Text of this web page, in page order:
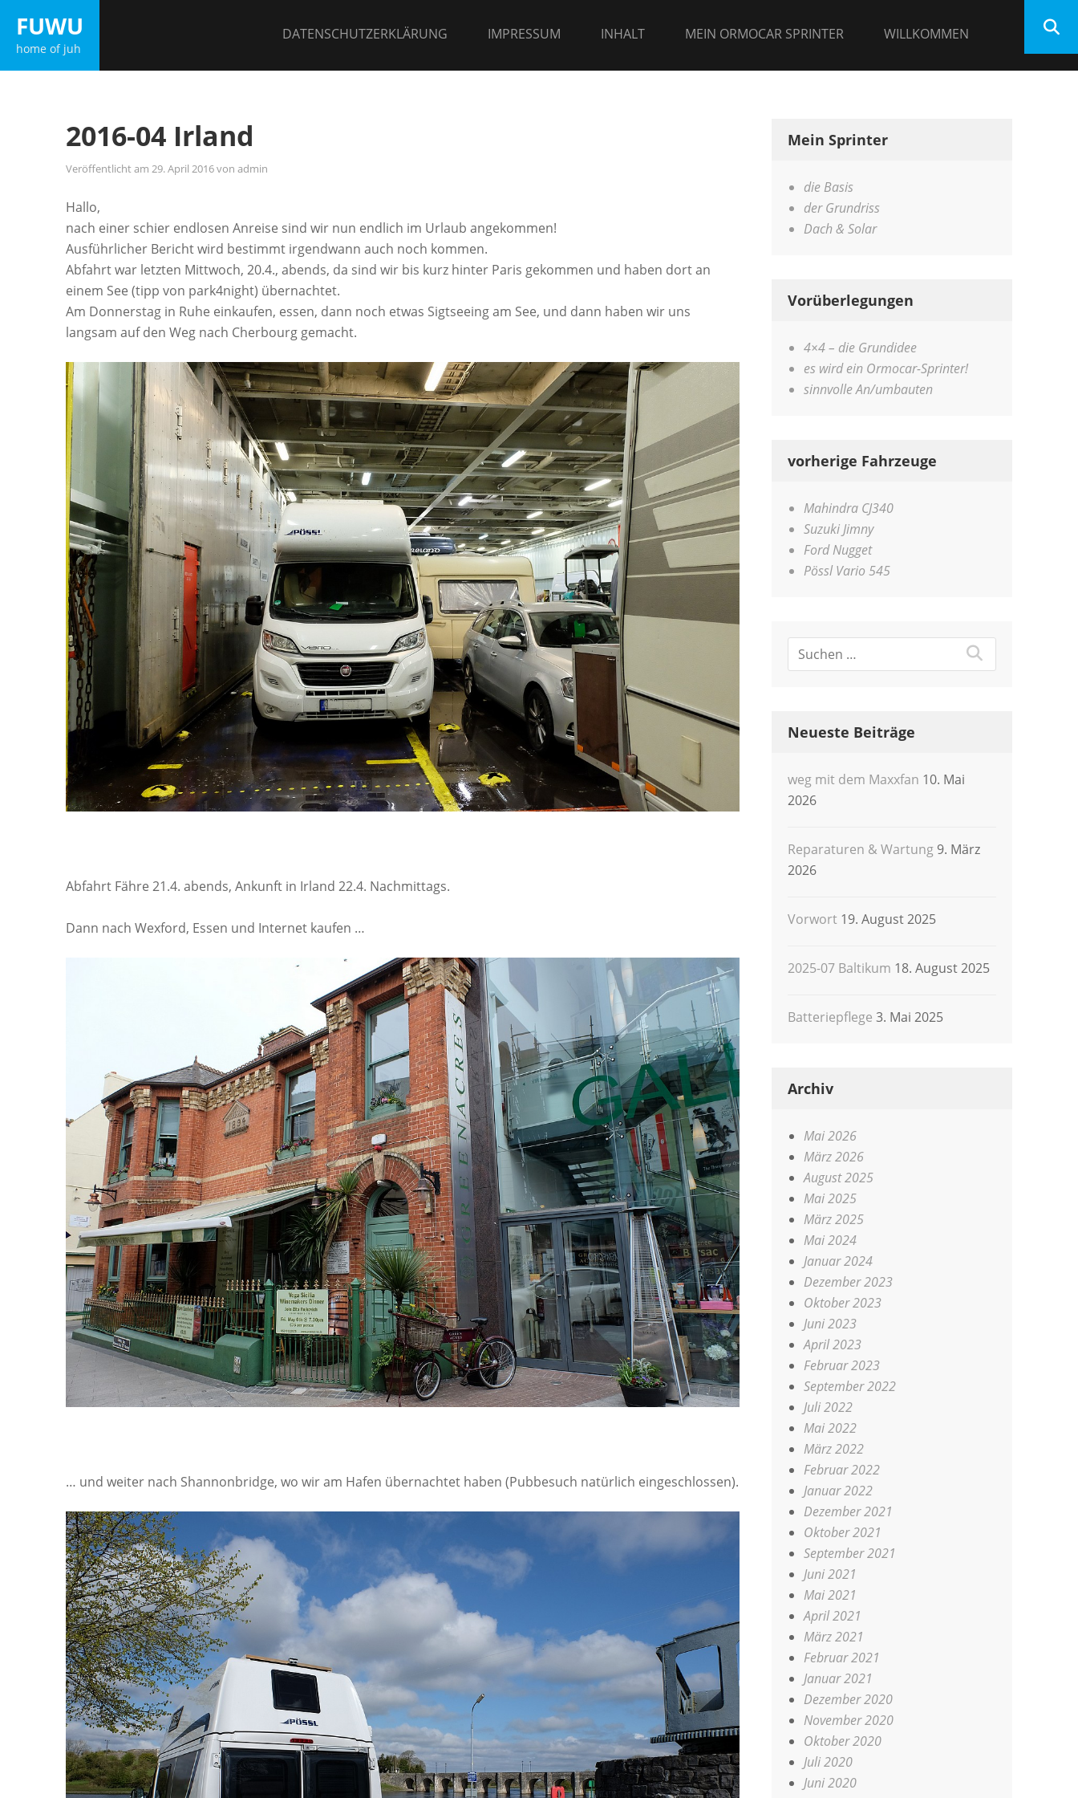
Inhalt
springen
FUWU
home of juh
DATENSCHUTZERKLÄRUNG IMPRESSUM INHALT MEIN ORMOCAR SPRINTER WILLKOMMEN
2016-04 Irland
Veröffentlicht am 29. April 2016von admin
Hallo,
nach einer schier endlosen Anreise sind wir nun endlich im Urlaub angekommen!
Ausführlicher Bericht wird bestimmt irgendwann auch noch kommen.
Abfahrt war letzten Mittwoch, 20.4., abends, da sind wir bis kurz hinter Paris gekommen und haben dort an
einem See (tipp von park4night) übernachtet.
Am Donnerstag in Ruhe einkaufen, essen, dann noch etwas Sigtseeing am See, und dann haben wir uns
langsam auf den Weg nach Cherbourg gemacht.
Abfahrt Fähre 21.4. abends, Ankunft in Irland 22.4. Nachmittags.
Dann nach Wexford, Essen und Internet kaufen …
… und weiter nach Shannonbridge, wo wir am Hafen übernachtet haben (Pubbesuch natürlich eingeschlossen).
Mein Sprinter
die Basis
der Grundriss
Dach & Solar
Vorüberlegungen
4×4 – die Grundidee
es wird ein Ormocar-Sprinter!
sinnvolle An/umbauten
vorherige Fahrzeuge
Mahindra CJ340
Suzuki Jimny
Ford Nugget
Pössl Vario 545
Neueste Beiträge
weg mit dem Maxxfan 10. Mai
2026
Reparaturen & Wartung 9. März
2026
Vorwort 19. August 2025
2025-07 Baltikum 18. August 2025
Batteriepflege 3. Mai 2025
Archiv
Mai 2026
März 2026
August 2025
Mai 2025
März 2025
Mai 2024
Januar 2024
Dezember 2023
Oktober 2023
Juni 2023
April 2023
Februar 2023
September 2022
Juli 2022
Mai 2022
März 2022
Februar 2022
Januar 2022
Dezember 2021
Oktober 2021
September 2021
Juni 2021
Mai 2021
April 2021
März 2021
Februar 2021
Januar 2021
Dezember 2020
November 2020
Oktober 2020
Juli 2020
Juni 2020